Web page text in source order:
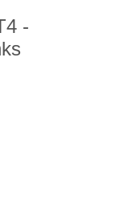
-